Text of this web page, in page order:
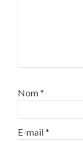
Nom*
E-mail*